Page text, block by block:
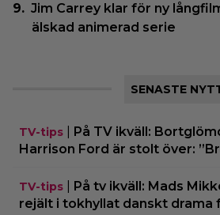
Jim Carrey klar för ny
älskad animerad serie
SENASTE
TV-tips
På TV ikväll:
Harrison Ford är stolt över:
TV-tips
På tv ikväll: Mads
rejält i tokhyllat danskt drama